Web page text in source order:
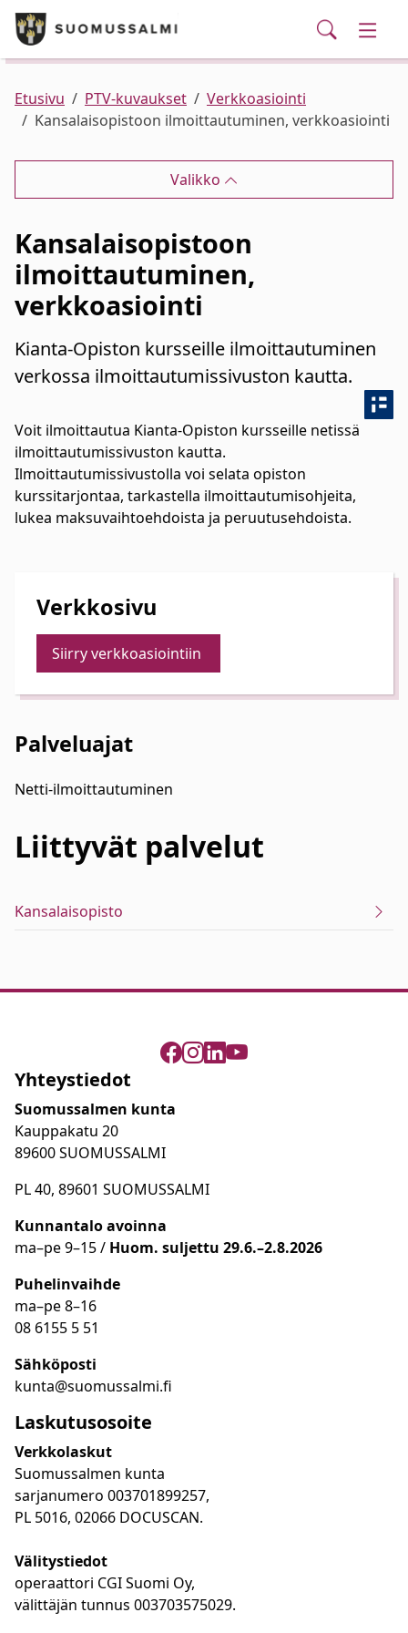
Siirry pääsisältöön
Puhelinluettelo/yhteystiedot
Palvelut
Ajankohtaista
Verkkokauppa
Haku
Kunta ja hallinto
Asuminen ja ympäristö
Elinvoima
Kulttuuri, vapaa-aika ja nuoret
Etusivu PTV-kuvaukset
Verkkoasiointi
Kansalaisopistoon ilmoittautuminen, verkkoasiointi
Valikko
Kansalaisopistoon
ilmoittautuminen,
verkkoasiointi
Kianta-Opiston kursseille ilmoittautuminen
verkossa ilmoittautumissivuston kautta.
Voit ilmoittautua Kianta-Opiston kursseille netissä
ilmoittautumissivuston kautta.
Ilmoittautumissivustolla voi selata opiston
kurssitarjontaa, tarkastella ilmoittautumisohjeita,
lukea maksuvaihtoehdoista ja peruutusehdoista.
Verkkosivu
Siirry verkkoasiointiin
Palveluajat
Netti-ilmoittautuminen
Liittyvät palvelut
Kansalaisopisto
Yhteystiedot
Suomussalmen kunta
Kauppakatu 20
89600 SUOMUSSALMI
PL 40, 89601 SUOMUSSALMI
Kunnantalo avoinna
ma–pe 9–15 / Huom. suljettu 29.6.–2.8.2026
Puhelinvaihde
ma–pe 8–16
08 6155 5 51
Sähköposti
kunta@suomussalmi.fi
Laskutusosoite
Verkkolaskut
Suomussalmen kunta
sarjanumero 003701899257,
PL 5016, 02066 DOCUSCAN.
Välitystiedot
operaattori CGI Suomi Oy,
välittäjän tunnus 003703575029.